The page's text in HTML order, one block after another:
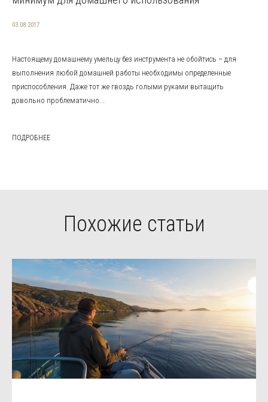
03.08.2017
Настоящему домашнему умельцу без инструмента не обойтись – для
выполнения любой домашней работы необходимы определенные
приспособления. Даже тот же гвоздь голыми руками вытащить
довольно проблематично...
ПОДРОБНЕЕ
Похожие статьи